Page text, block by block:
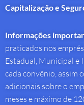
Capitalização e
Informações
praticados nos
Estadual, Municipal e
cada convênio, assim
adicionais sobre o
meses e máximo de